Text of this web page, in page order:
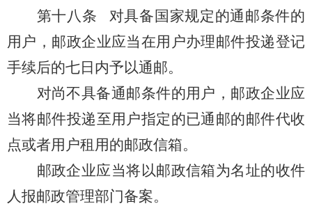
第十八条 对具备国家规定的通邮条件的
用户，邮政企业应当在用户办理邮件投递登记
手续后的七日内予以通邮。
对尚不具备通邮条件的用户，邮政企业应
当将邮件投递至用户指定的已通邮的邮件代收
点或者用户租用的邮政信箱。
邮政企业应当将以邮政信箱为名址的收件
人报邮政管理部门备案。